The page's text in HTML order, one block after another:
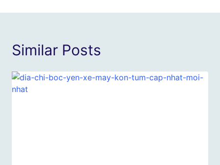
viết
Similar Posts